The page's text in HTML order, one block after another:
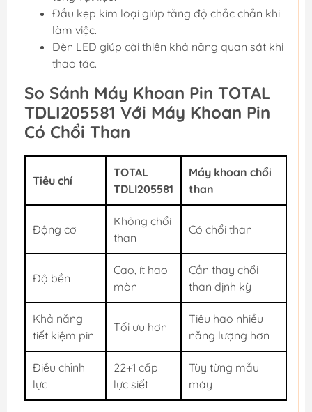
Đầu kẹp kim loại giúp tăng độ chắc chắn khi
làm việc.
Đèn LED giúp cải thiện khả năng quan sát khi
thao tác.
So Sánh Máy Khoan Pin TOTAL
TDLI205581 Với Máy Khoan Pin
Có Chổi Than
Tiêu chí
TOTAL
TDLI205581
Máy khoan chổi
than
Động cơ
Không chổi
than
Có chổi than
Độ bền
Cao, ít hao
mòn
Cần thay chổi
than định kỳ
Khả năng
tiết kiệm pin
Tối ưu hơn
Tiêu hao nhiều
năng lượng hơn
Điều chỉnh
lực
22+1 cấp
lực siết
Tùy từng mẫu
máy